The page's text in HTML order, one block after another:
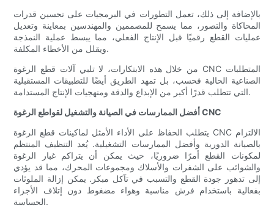
بالإضافة إلى ذلك، تعمل التطورات في البرمجيات على تحسين قدرات
المحاكاة والتصور، مما يسمح للمصممين والمهندسين بمعاينة وتعديل
عمليات القطع رقميًا قبل الإنتاج الفعلي، مما يبسط عملية النمذجة
ويقلل من الأخطاء المكلفة.
من خلال هذه الابتكارات، لا تلبي آلات قطع الرغوة CNC المتطلبات
الصناعية الحالية فحسب، بل تمهد الطريق أيضًا للتطبيقات المستقبلية
التي تتطلب قدرًا أكبر من الإبداع والدقة ومنهجيات الإنتاج المستدامة.
أفضل الممارسات في الصيانة والتشغيل لقواطع الرغوة CNC
يتطلب الحفاظ على الأداء الأمثل لماكينات قطع الرغوة CNC الالتزام
بالصيانة الدورية وأفضل الممارسات التشغيلية. يُعد التنظيف المنتظم
لمكونات القطع أمرًا ضروريًا، حيث يمكن أن يتراكم غبار الرغوة
والشوائب على الشفرات والأسلاك ومجموعات المحرك، مما قد يؤدي
إلى تدهور جودة القطع والتسبب في تآكل مبكر. يمكن إزالة الملوثات
بفعالية باستخدام فرش مناسبة وهواء مضغوط دون إتلاف الأجزاء
الحساسة.